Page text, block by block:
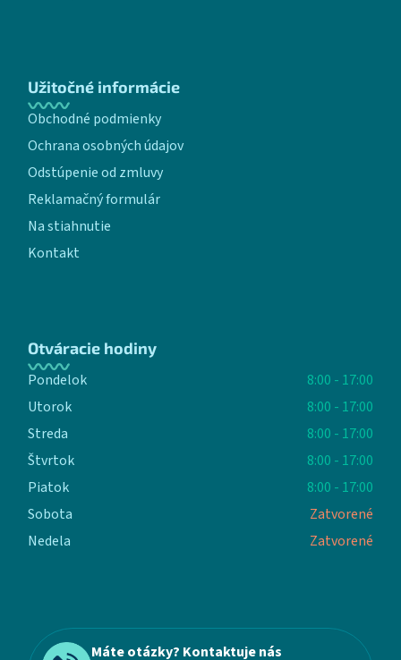
Užitočné informácie
Obchodné podmienky
Ochrana osobných údajov
Odstúpenie od zmluvy
Reklamačný formulár
Na stiahnutie
Kontakt
Otváracie hodiny
Pondelok
8:00 - 17:00
Utorok
8:00 - 17:00
Streda
8:00 - 17:00
Štvrtok
8:00 - 17:00
Piatok
8:00 - 17:00
Sobota
Zatvorené
Nedela
Zatvorené
Máte otázky? Kontaktuje nás